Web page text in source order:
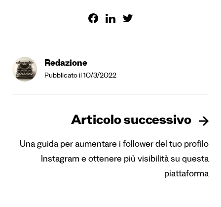
Redazione
Pubblicato il 10/3/2022
Articolo successivo
Una guida per aumentare i follower del tuo profilo
Instagram e ottenere più visibilità su questa
piattaforma